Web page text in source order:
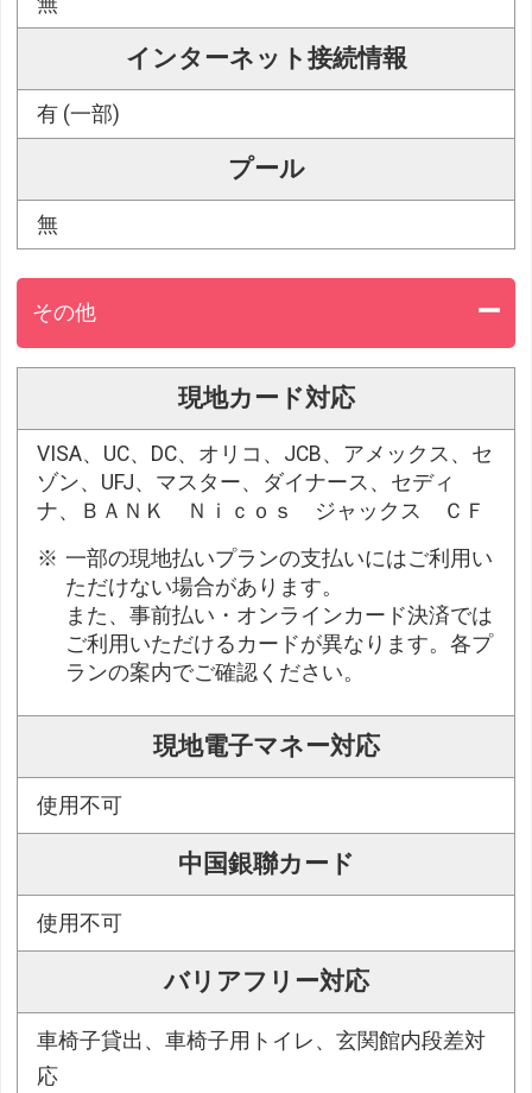
インターネット接続情報
有 (一部)
プール
無
その他
現地カード対応
VISA、UC、DC、オリコ、JCB、アメックス、セ
ゾン、UFJ、マスター、ダイナース、セディ
ナ、ＢＡＮＫ Ｎｉｃｏｓ ジャックス ＣＦ
一部の現地払いプランの支払いにはご利用い
ただけない場合があります。
また、事前払い・オンラインカード決済では
ご利用いただけるカードが異なります。各プ
ランの案内でご確認ください。
現地電子マネー対応
使用不可
中国銀聯カード
使用不可
バリアフリー対応
車椅子貸出、車椅子用トイレ、玄関館内段差対
応